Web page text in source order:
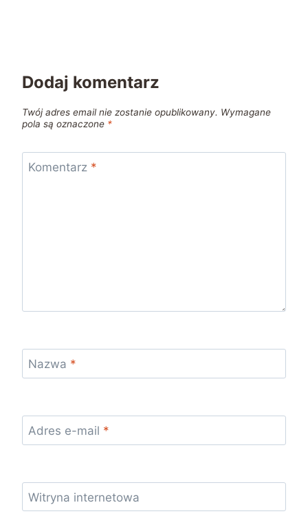
Dodaj komentarz
Twój adres email nie zostanie opublikowany. Wymagane
pola są oznaczone *
Komentarz *
Nazwa *
Adres e-mail *
Witryna internetowa